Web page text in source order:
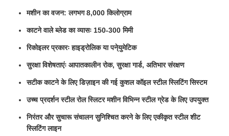
मशीन का वजन: लगभग 8,000 किलोग्राम
काटने वाले ब्लेड का व्यासः 150-300 मिमी
रिकोइलर प्रकारः हाइड्रोलिक या पने्युमेटिक
सुरक्षा विशेषताएंः आपातकालीन रोक, सुरक्षा गार्ड, अतिभार संरक्षण
सटीक काटने के लिए डिज़ाइन की गई कुशल कॉइल स्टील स्लिटिंग सिस्टम
उच्च प्रदर्शन स्टील रोल स्लिटर मशीन विभिन्न स्टील ग्रेड के लिए उपयुक्त
निरंतर और सुचारू संचालन सुनिश्चित करने के लिए एकीकृत स्टील शीट
स्लिटिंग लाइन